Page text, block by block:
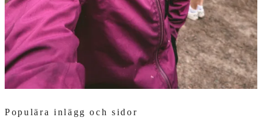
Populära inlägg och sidor